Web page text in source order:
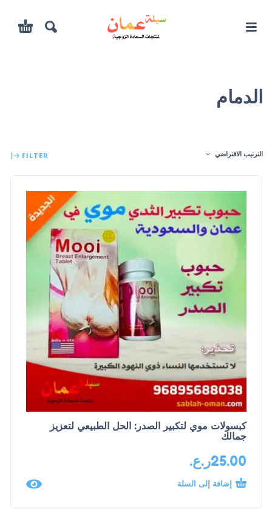
الدمام
الترتيب الافتراضي FILTER
كبسولات موي لتكبير الصدر: الحل الطبيعي لتعزيز
جمالك
25.00ر.ع.
إضافة إلى السلة